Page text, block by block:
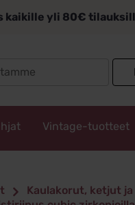
kaikille yli 80€
Vintage-tuotteet
Kaulakorut, ketjut